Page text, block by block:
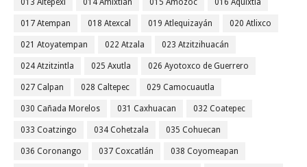
013 Altepexi 014 Amixtlán 015 Amozoc 016 Aquixtla
017 Atempan 018 Atexcal 019 Atlequizayán 020 Atlixco
021 Atoyatempan 022 Atzala 023 Atzitzihuacán
024 Atzitzintla 025 Axutla 026 Ayotoxco de Guerrero
027 Calpan 028 Caltepec 029 Camocuautla
030 Cañada Morelos 031 Caxhuacan 032 Coatepec
033 Coatzingo 034 Cohetzala 035 Cohuecan
036 Coronango 037 Coxcatlán 038 Coyomeapan